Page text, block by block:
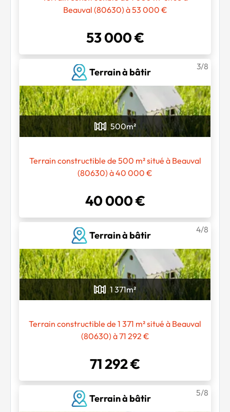
Chargement...
Beauval (80630) à 53 000 €
53 000 €
Terrain à bâtir
3/8
500m²
Terrain constructible de 500 m² situé à Beauval
(80630) à 40 000 €
40 000 €
Terrain à bâtir
4/8
1 371m²
Terrain constructible de 1 371 m² situé à Beauval
(80630) à 71 292 €
71 292 €
Terrain à bâtir
5/8